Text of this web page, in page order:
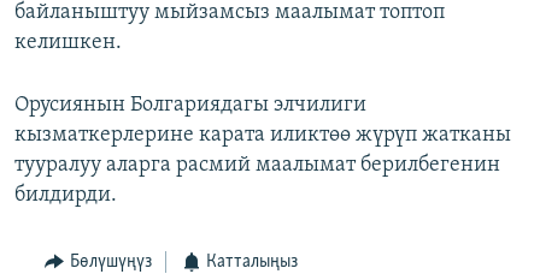
байланыштуу мыйзамсыз маалымат топтоп
келишкен.
Орусиянын Болгариядагы элчилиги
кызматкерлерине карата иликтөө жүрүп жатканы
тууралуу аларга расмий маалымат берилбегенин
билдирди.
Бөлүшүңүз Катталыңыз